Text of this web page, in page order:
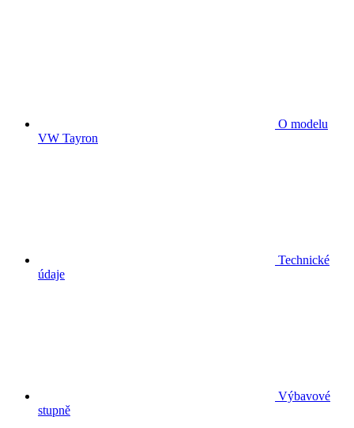
O modelu
VW Tayron
Technické
údaje
Výbavové
stupně